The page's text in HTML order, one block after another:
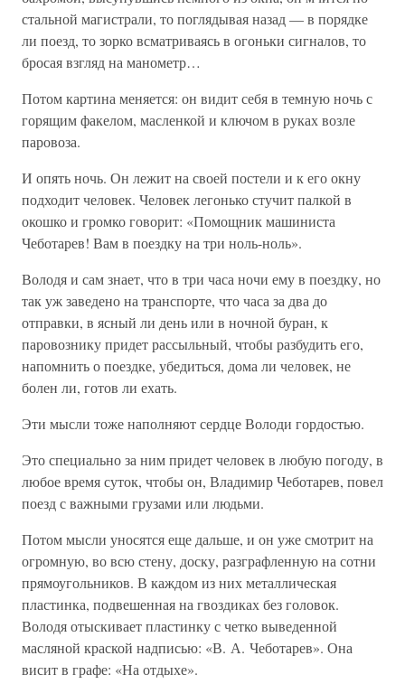
стальной магистрали, то поглядывая назад — в порядке
ли поезд, то зорко всматриваясь в огоньки сигналов, то
бросая взгляд на манометр…
Потом картина меняется: он видит себя в темную ночь с
горящим факелом, масленкой и ключом в руках возле
паровоза.
И опять ночь. Он лежит на своей постели и к его окну
подходит человек. Человек легонько стучит палкой в
окошко и громко говорит: «Помощник машиниста
Чеботарев! Вам в поездку на три ноль-ноль».
Володя и сам знает, что в три часа ночи ему в поездку, но
так уж заведено на транспорте, что часа за два до
отправки, в ясный ли день или в ночной буран, к
паровознику придет рассыльный, чтобы разбудить его,
напомнить о поездке, убедиться, дома ли человек, не
болен ли, готов ли ехать.
Эти мысли тоже наполняют сердце Володи гордостью.
Это специально за ним придет человек в любую погоду, в
любое время суток, чтобы он, Владимир Чеботарев, повел
поезд с важными грузами или людьми.
Потом мысли уносятся еще дальше, и он уже смотрит на
огромную, во всю стену, доску, разграфленную на сотни
прямоугольников. В каждом из них металлическая
пластинка, подвешенная на гвоздиках без головок.
Володя отыскивает пластинку с четко выведенной
масляной краской надписью: «В. А. Чеботарев». Она
висит в графе: «На отдыхе».